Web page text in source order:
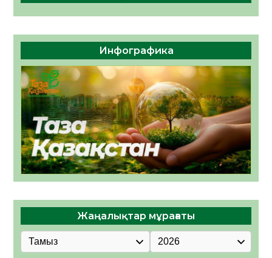
Инфографика
Жаңалықтар мұрағаты